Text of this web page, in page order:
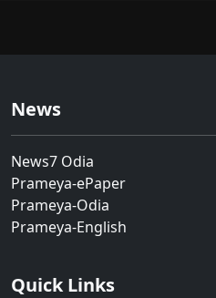
News
News7 Odia
Prameya-ePaper
Prameya-Odia
Prameya-English
Quick Links